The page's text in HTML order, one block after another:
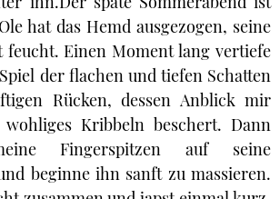
hat das Hemd ausgezogen, seine
Einen Moment lang vertiefe
der flachen und tiefen Schatten
Rücken, dessen Anblick mir
Kribbeln beschert. Dann
Fingerspitzen auf seine
beginne ihn sanft zu massieren.